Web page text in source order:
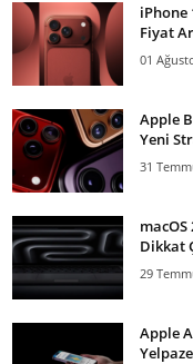
iPhone
Fiyat
01
Apple
Yeni
31
Dikkat
29
Apple